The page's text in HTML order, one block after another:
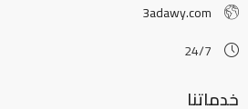
3adawy.com
24/7
خدماتنا